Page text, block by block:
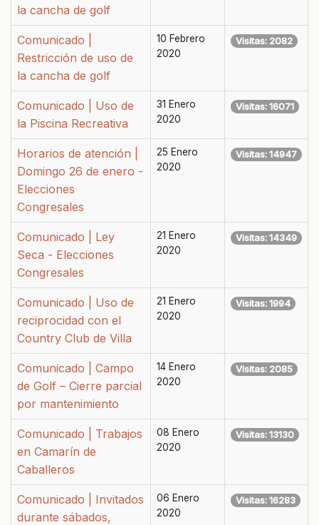
la cancha de golf
Comunicado |
Restricción de uso de
la cancha de golf
10 Febrero
2020
Visitas: 2082
Comunicado | Uso de
la Piscina Recreativa
31 Enero
2020
Visitas: 16071
Horarios de atención |
Domingo 26 de enero -
Elecciones
Congresales
25 Enero
2020
Visitas: 14947
Comunicado | Ley
Seca - Elecciones
Congresales
21 Enero
2020
Visitas: 14349
Comunicado | Uso de
reciprocidad con el
Country Club de Villa
21 Enero
2020
Visitas: 1994
Comunicado | Campo
de Golf – Cierre parcial
por mantenimiento
14 Enero
2020
Visitas: 2085
Comunicado | Trabajos
en Camarín de
Caballeros
08 Enero
2020
Visitas: 13130
Comunicado | Invitados
durante sábados,
06 Enero
2020
Visitas: 16283